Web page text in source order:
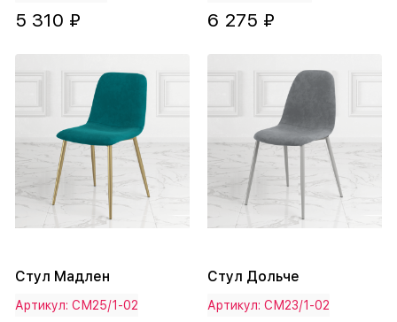
5 310 ₽ 6 275 ₽
Стул Мадлен
Артикул: СМ25/1-02
Стул Дольче
Артикул: СМ23/1-02